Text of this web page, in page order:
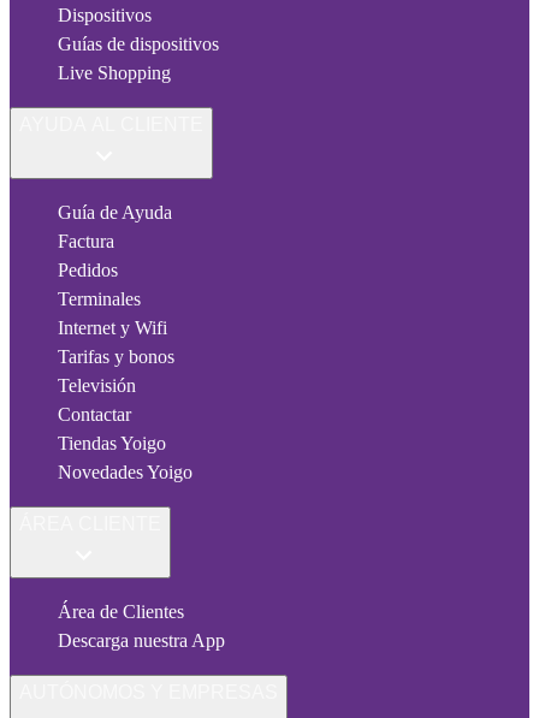
Dispositivos
Guías de dispositivos
Live Shopping
Guía de Ayuda
Factura
Pedidos
Terminales
Internet y Wifi
Tarifas y bonos
Televisión
Contactar
Tiendas Yoigo
Novedades Yoigo
Área de Clientes
Descarga nuestra App